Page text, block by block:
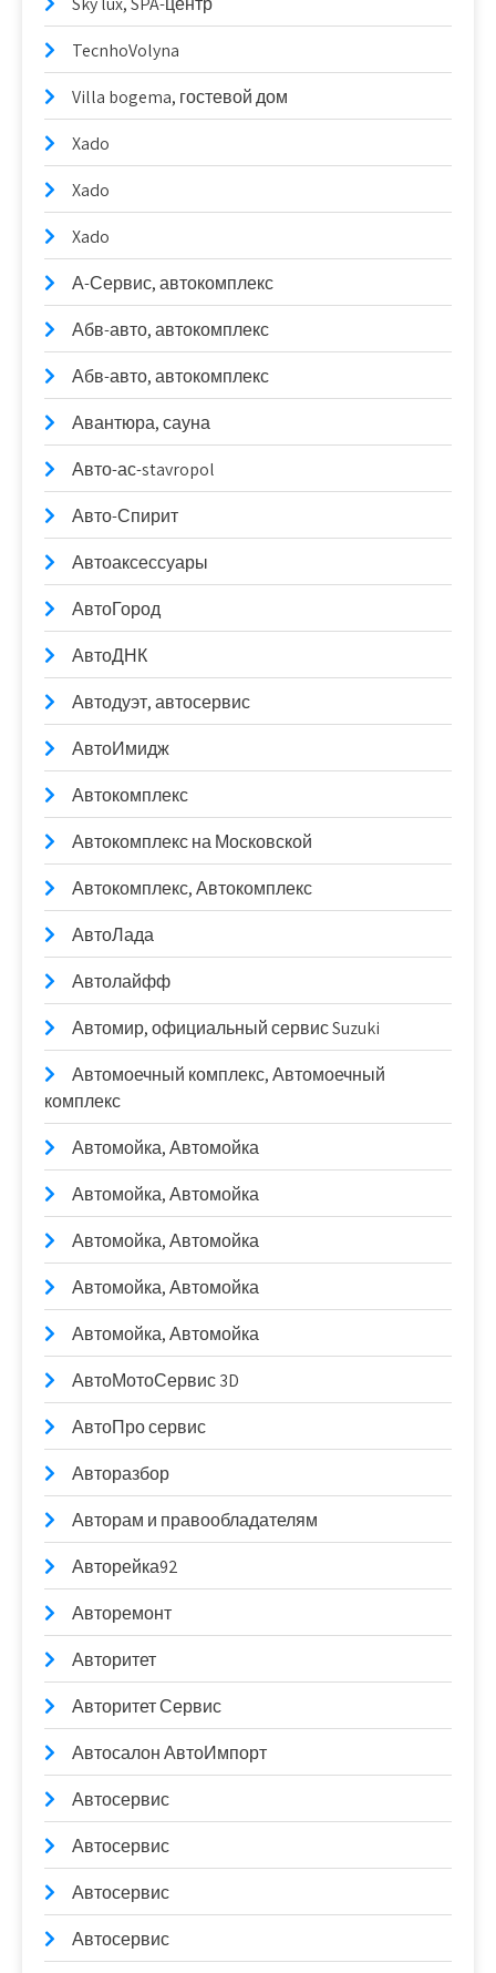
TecnhoVolyna
Villa bogema, гостевой дом
Xado
Xado
Xado
А-Сервис, автокомплекс
Абв-авто, автокомплекс
Абв-авто, автокомплекс
Авантюра, сауна
Авто-ас-stavropol
Авто-Спирит
Автоаксессуары
АвтоГород
АвтоДНК
Автодуэт, автосервис
АвтоИмидж
Автокомплекс
Автокомплекс на Московской
Автокомплекс, Автокомплекс
АвтоЛада
Автолайфф
Автомир, официальный сервис Suzuki
Автомоечный комплекс, Автомоечный
комплекс
Автомойка, Автомойка
Автомойка, Автомойка
Автомойка, Автомойка
Автомойка, Автомойка
Автомойка, Автомойка
АвтоМотоСервис 3D
АвтоПро сервис
Авторазбор
Авторам и правообладателям
Авторейка92
Авторемонт
Авторитет
Авторитет Сервис
Автосалон АвтоИмпорт
Автосервис
Автосервис
Автосервис
Автосервис